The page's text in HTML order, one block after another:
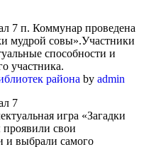
7 п. Коммунар проведена
мудрой совы».Участники
способности и
участника.
района by admin
7
игра «Загадки
свои
и выбрали самого